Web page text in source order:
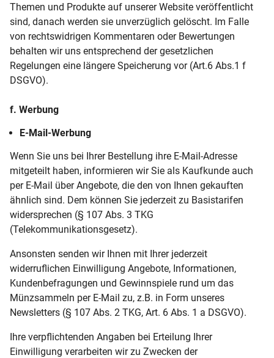
Themen und Produkte auf unserer Website veröffentlicht
sind, danach werden sie unverzüglich gelöscht. Im Falle
von rechtswidrigen Kommentaren oder Bewertungen
behalten wir uns entsprechend der gesetzlichen
Regelungen eine längere Speicherung vor (Art.6 Abs.1 f
DSGVO).
f. Werbung
E-Mail-Werbung
Wenn Sie uns bei Ihrer Bestellung ihre E-Mail-Adresse
mitgeteilt haben, informieren wir Sie als Kaufkunde auch
per E-Mail über Angebote, die den von Ihnen gekauften
ähnlich sind. Dem können Sie jederzeit zu Basistarifen
widersprechen (§ 107 Abs. 3 TKG
(Telekommunikationsgesetz).
Ansonsten senden wir Ihnen mit Ihrer jederzeit
widerruflichen Einwilligung Angebote, Informationen,
Kundenbefragungen und Gewinnspiele rund um das
Münzsammeln per E-Mail zu, z.B. in Form unseres
Newsletters (§ 107 Abs. 2 TKG, Art. 6 Abs. 1 a DSGVO).
Ihre verpflichtenden Angaben bei Erteilung Ihrer
Einwilligung verarbeiten wir zu Zwecken der